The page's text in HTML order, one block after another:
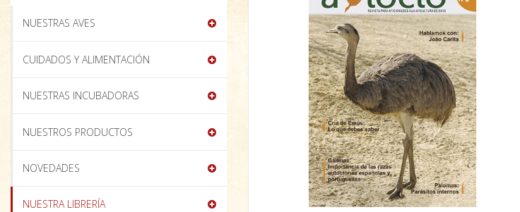
NUESTRAS AVES
CUIDADOS Y ALIMENTACIÓN
NUESTRAS INCUBADORAS
NUESTROS PRODUCTOS
NOVEDADES
NUESTRA LIBRERÍA